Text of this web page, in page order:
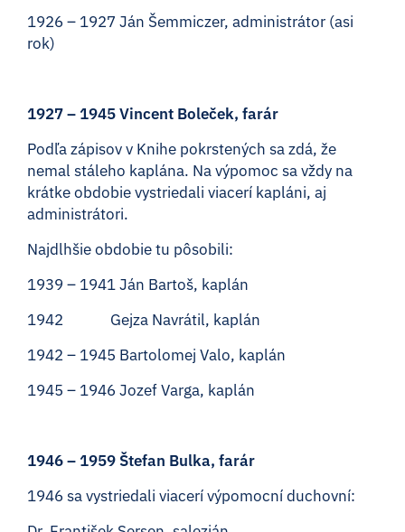
1926 – 1927 Ján Šemmiczer, administrátor (asi
rok)
1927 – 1945 Vincent Boleček, farár
Podľa zápisov v Knihe pokrstených sa zdá, že
nemal stáleho kaplána. Na výpomoc sa vždy na
krátke obdobie vystriedali viacerí kapláni, aj
administrátori.
Najdlhšie obdobie tu pôsobili:
1939 – 1941 Ján Bartoš, kaplán
1942 Gejza Navrátil, kaplán
1942 – 1945 Bartolomej Valo, kaplán
1945 – 1946 Jozef Varga, kaplán
1946 – 1959 Štefan Bulka, farár
1946 sa vystriedali viacerí výpomocní duchovní: